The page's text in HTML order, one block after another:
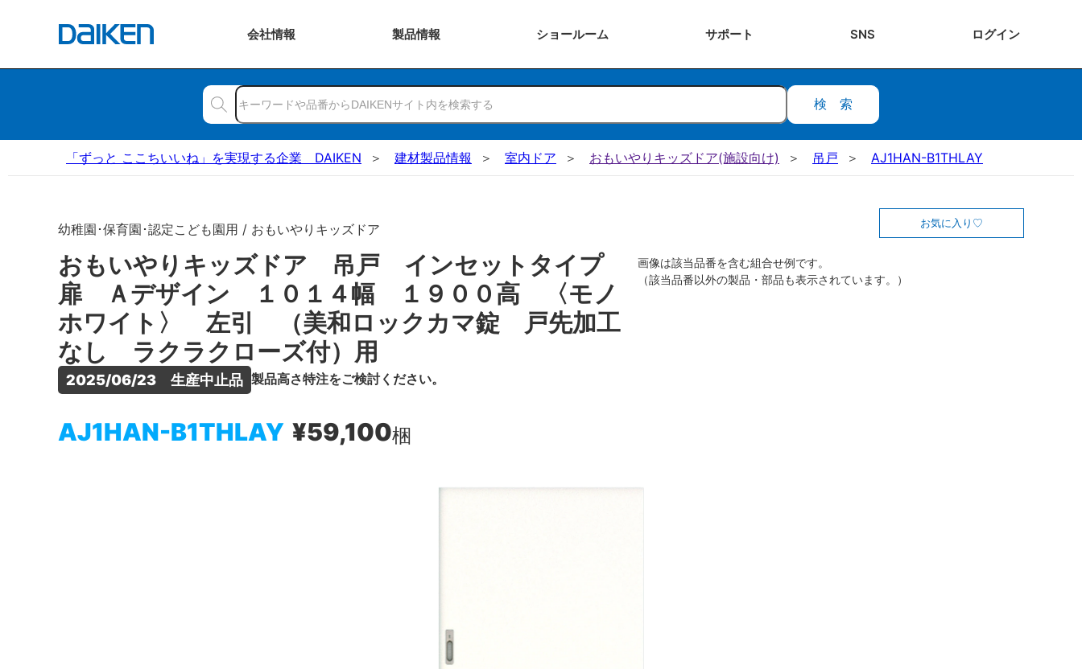
会社情報 製品情報 ショールーム サポート SNS ログイン
検索
「ずっと ここちいいね」を実現する企業 DAIKEN 建材製品情報 室内ドア おもいやりキッズドア(施設向け) 吊戸 AJ1HAN-B1THLAY
幼稚園･保育園･認定こども園用 / おもいやりキッズドア
おもいやりキッズドア 吊戸 インセットタイプ
扉 Ａデザイン １０１４幅 １９００高 〈モノ
ホワイト〉 左引 （美和ロックカマ錠 戸先加工
なし ラクラクローズ付）用
2025/06/23　生産中止品 製品高さ特注をご検討ください。
AJ1HAN-B1THLAY ¥59,100梱
お気に入り
画像は該当品番を含む組合せ例です。
（該当品番以外の製品・部品も表示されています。）